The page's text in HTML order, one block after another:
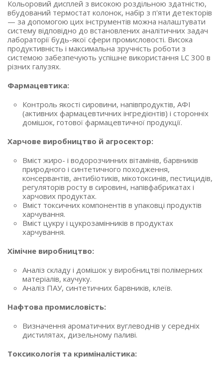
Кольоровий дисплей з високою роздільною здатністю,
вбудований термостат колонок, набір з п'яти детекторів
— за допомогою цих інструментів можна налаштувати
систему відповідно до встановлених аналітичних задач
лабораторії будь-якої сфери промисловості. Висока
продуктивність і максимальна зручність роботи з
системою забезпечують успішне використання LC 300 в
різних галузях.
Фармацевтика:
Контроль якості сировини, напівпродуктів, АФІ
(активних фармацевтичних інгредієнтів) і сторонніх
домішок, готової фармацевтичної продукції.
Харчове виробництво й агросектор:
Вміст жиро- і водорозчинних вітамінів, барвників
природного і синтетичного походження,
консервантів, антибіотиків, мікотоксинів, пестицидів,
регуляторів росту в сировині, напівфабрикатах і
харчових продуктах.
Вміст токсичних компонентів в упаковці продуктів
харчування.
Вміст цукру і цукрозамінників в продуктах
харчування.
Хімічне виробництво:
Аналіз складу і домішок у виробництві полімерних
матеріалів, каучуку.
Аналіз ПАУ, синтетичних барвників, клеїв.
Нафтова промисловість:
Визначення ароматичних вуглеводнів у середніх
дистилятах, дизельному паливі.
Токсикологія та криміналістика: